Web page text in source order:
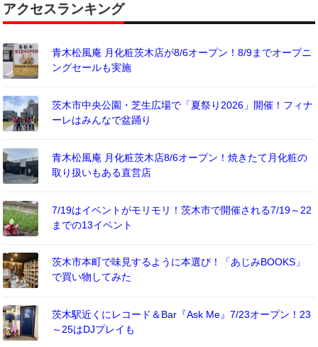
アクセスランキング
青木松風庵 月化粧茨木店が8/6オープン！8/9までオープニ
ングセールも実施
茨木市中央公園・芝生広場で「夏祭り2026」開催！フィナ
ーレはみんなで盆踊り
青木松風庵 月化粧茨木店8/6オープン！焼きたて月化粧の
取り扱いもある直営店
7/19はイベントがモリモリ！茨木市で開催される7/19～22
までの13イベント
茨木市本町で味見するように本選び！「あじみBOOKS」
で買い物してみた
茨木駅近くにレコード＆Bar『Ask Me』7/23オープン！23
～25はDJプレイも